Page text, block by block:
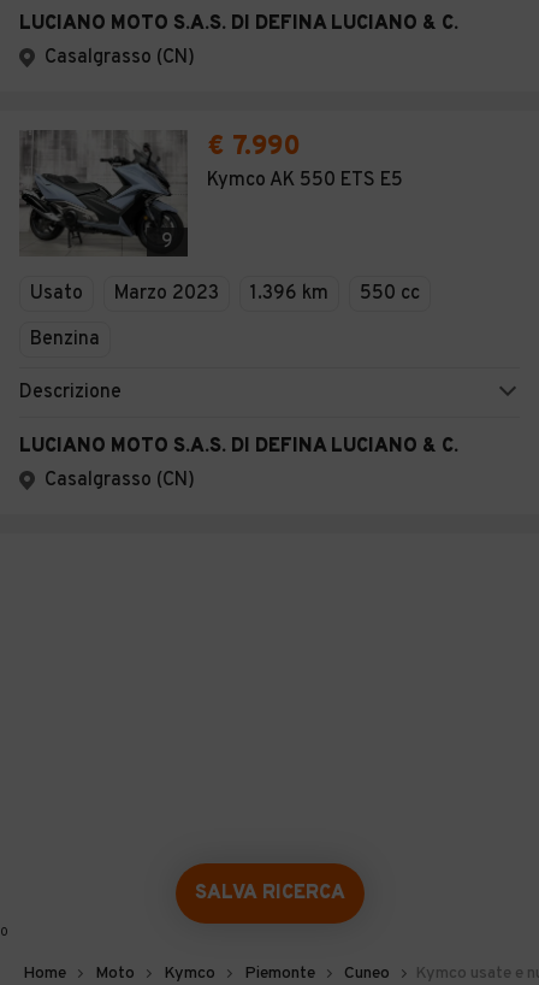
LUCIANO MOTO S.A.S. DI DEFINA LUCIANO & C.
Casalgrasso (CN)
9
€ 7.990
Kymco AK 550 ETS E5
Usato Marzo 2023 1.396 km
550 cc
Benzina
Descrizione
LUCIANO MOTO S.A.S. DI DEFINA LUCIANO & C.
Casalgrasso (CN)
SALVA RICERCA
0
Home Moto Kymco Piemonte Cuneo Kymco usate e